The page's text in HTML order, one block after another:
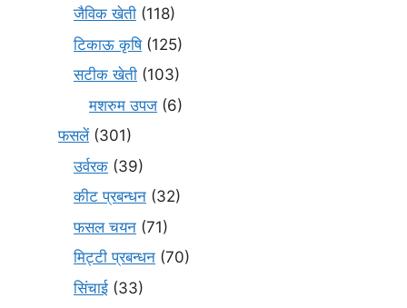
जैविक खेती (118)
टिकाऊ कृषि(125)
सटीक खेती (103)
मशरुम उपज (6)
फसलें(301)
उर्वरक (39)
कीट प्रबन्धन (32)
फसल चयन (71)
मि‌ट्टी प्रबन्धन (70)
सिंचाई (33)